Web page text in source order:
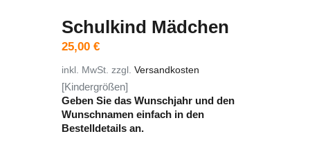
Home
Über uns
Leistungen
Online-Shop
FAQ
Kontakt
Schulkind Mädchen
25,00 €
inkl. MwSt. zzgl. Versandkosten
[Kindergrößen]
Geben Sie das Wunschjahr und den
Wunschnamen einfach in den
Bestelldetails an.